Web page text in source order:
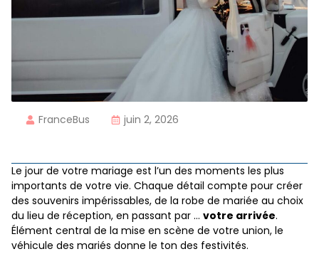
FranceBus juin 2, 2026
Le jour de votre mariage est l’un des moments les plus
importants de votre vie. Chaque détail compte pour créer
des souvenirs impérissables, de la robe de mariée au choix
du lieu de réception, en passant par … votre arrivée.
Élément central de la mise en scène de votre union, le
véhicule des mariés donne le ton des festivités.